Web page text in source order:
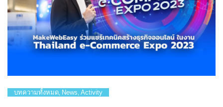
บทความทั้งหมด News Activity